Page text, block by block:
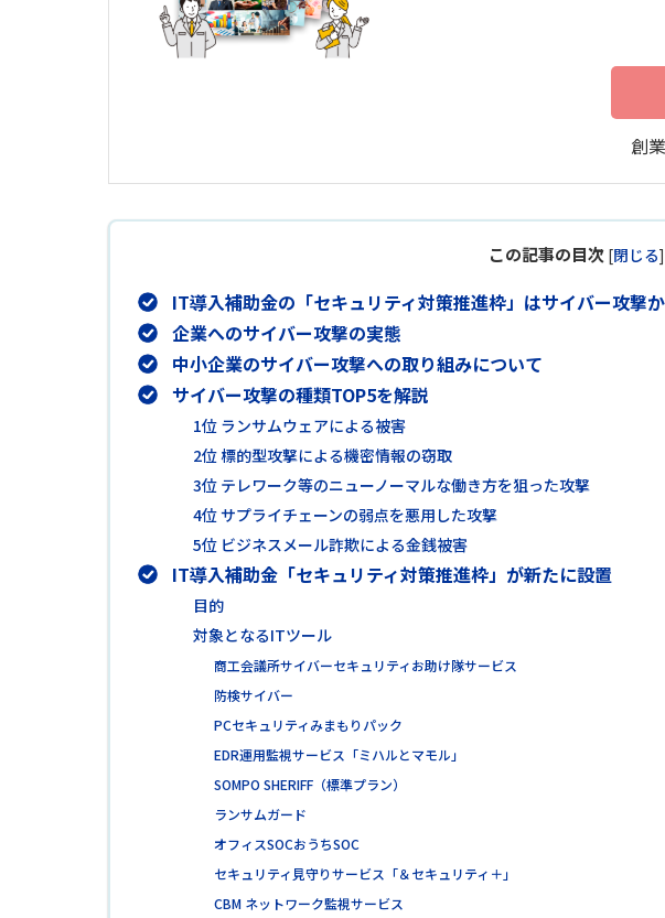
創
この記事の目次 [閉じる]
IT導入補助金の「セキュリティ対策推進枠」はサイバー攻撃
企業へのサイバー攻撃の実態
中小企業のサイバー攻撃への取り組みについて
サイバー攻撃の種類TOP5を解説
1位 ランサムウェアによる被害
2位 標的型攻撃による機密情報の窃取
3位 テレワーク等のニューノーマルな働き方を狙った攻撃
4位 サプライチェーンの弱点を悪用した攻撃
5位 ビジネスメール詐欺による金銭被害
IT導入補助金「セキュリティ対策推進枠」が新たに設置
目的
対象となるITツール
商工会議所サイバーセキュリティお助け隊サービス
防検サイバー
PCセキュリティみまもりパック
EDR運用監視サービス「ミハルとマモル」
SOMPO SHERIFF（標準プラン）
ランサムガード
オフィスSOCおうちSOC
セキュリティ見守りサービス「＆セキュリティ＋」
CBM ネットワーク監視サービス